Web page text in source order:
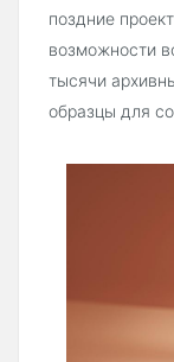
поздние
возможности
тысячи
образцы для